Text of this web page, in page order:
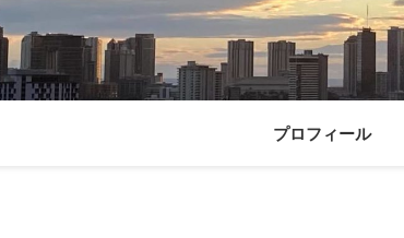
プロフィール